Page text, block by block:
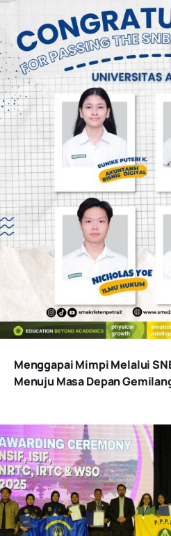
Menggapai Mimpi Melalui
Menuju Masa Depan